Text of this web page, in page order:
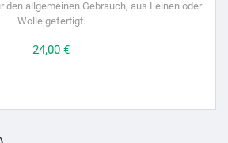
den allgemeinen Gebrauch, aus Leinen oder
Wolle gefertigt.
Preis
24,00 €